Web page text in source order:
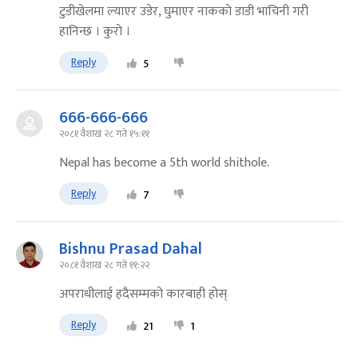
टुडीखेलमा ल्याएर उडेर, घुमाएर नाककाे डाडी भाचिनी गरी
हानिन्छ । कुराे ।
Reply 5
666-666-666
२०८१ वैशाख २८ गते १५:११
Nepal has become a 5th world shithole.
Reply 7
Bishnu Prasad Dahal
२०८१ वैशाख २८ गते ११:२२
अपराधीलाई हदैसम्मको कारबाही होस्
Reply 21 1